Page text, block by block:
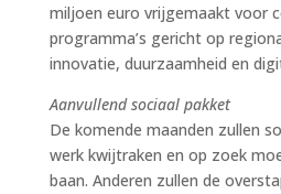
miljoen euro vrijgemaakt voor
programma’s gericht op
innovatie, duurzaamheid en
Aanvullend sociaal pakket
De komende maanden zullen
werk kwijtraken en op zoek
baan. Anderen zullen de